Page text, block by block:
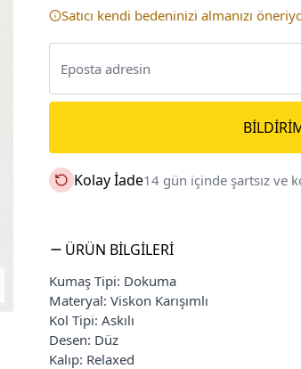
Satıcı kendi bedeninizi almanızı
Kolay İade14 gün içinde şartsız ve
ÜRÜN BILGILERI
Kumaş Tipi: Dokuma
Materyal: Viskon Karışımlı
Kol Tipi: Askılı
Desen: Düz
Kalıp: Relaxed